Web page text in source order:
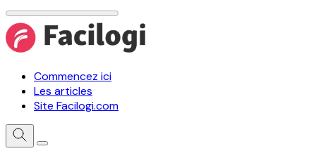
Commencez ici
Les articles
Site Facilogi.com